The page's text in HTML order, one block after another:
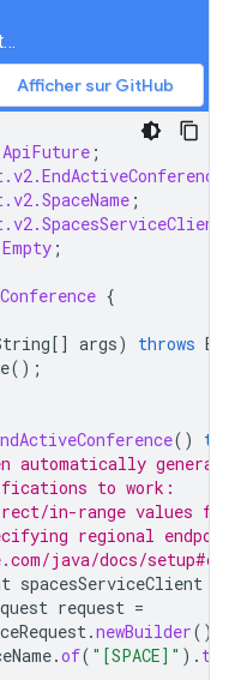
meet/samples/snippets/generated/com/google/apps/meet/v2/spacesservice/endactiveconference/AsyncEndActiveConference.java
Afficher sur GitHub
;
;
;
{
[] args) throws
();
()
automatically
to work:
in-range values
regional
java/docs/
spacesServiceClient
request =
.newBuilder()
.of( "[SPACE]" ).